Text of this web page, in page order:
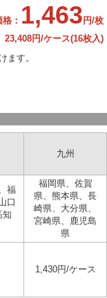
： 1,463 円/枚
23,408円/ケース(16枚入)
ます。
九州
福
口
知
福岡県、佐賀
県、熊本県、長
崎県、大分県、
宮崎県、鹿児島
県
1,430円/ケース